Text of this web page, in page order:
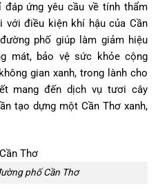
ứng yêu cầu về tính thẩm
với điều kiện khí hậu của Cần
phố giúp làm giảm hiệu
mát, bảo vệ sức khỏe cộng
gian xanh, trong lành cho
mang đến dịch vụ tươi cây
tạo dựng một Cần Thơ xanh,
phố Cần Thơ